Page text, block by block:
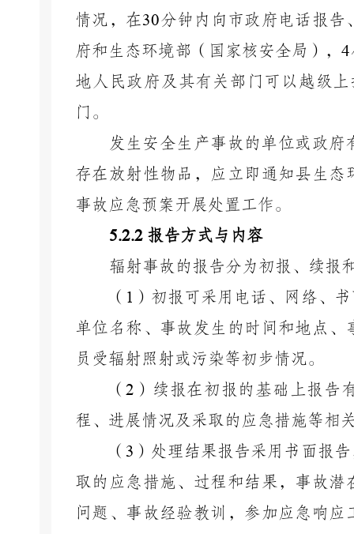
情况，在30分钟内向市政府电话报告
府和生态环境部（国家核安全局），4
地人民政府及其有关部门可以越级
门。
发生安全生产事故的单位或政
存在放射性物品，应立即通知县生
事故应急预案开展处置工作。
5.2.2 报告方式与内容
辐射事故的报告分为初报、续报
（ 1 ）初报可采用电话、网络、
单位名称、事故发生的时间和地点
员受辐射照射或污染等初步情况。
（2 ）续报在初报的基础上报告
程、进展情况及采取的应急措施等相
（ 3 ） 处理结果报告采用书面报
取的应急措施、过程和结果，事故
问题、事故经验教训，参加应急响